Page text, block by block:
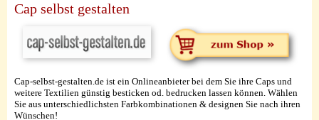
Cap selbst gestalten
Cap-selbst-gestalten.de ist ein Onlineanbieter bei dem Sie ihre Caps und
weitere Textilien günstig besticken od. bedrucken lassen können. Wählen
Sie aus unterschiedlichsten Farbkombinationen & designen Sie nach ihren
Wünschen!